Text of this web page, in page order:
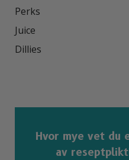
Perks
Juice
Dillies
Hvor mye vet du
av